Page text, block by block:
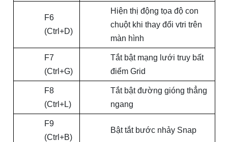
F6
(Ctrl+D)
Hiện thị động tọa độ con
chuột khi thay đổi vtri trên
màn hình
F7
(Ctrl+G)
Tắt bật mạng lưới truy bất
điểm Grid
F8
(Ctrl+L)
Tắt bật đường gióng thẳng
ngang
F9
(Ctrl+B)
Bật tắt bước nhảy Snap